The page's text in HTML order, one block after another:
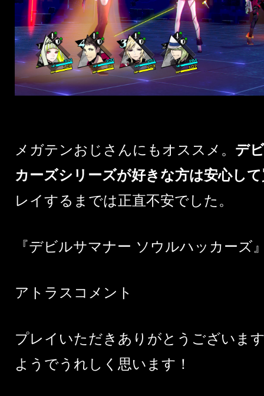
メガテンおじさんにもオススメ。 デ
カーズシリーズが好きな方は安心し
レイするまでは正直不安でした。
『デビルサマナー ソウルハッカーズ
アトラスコメント
プレイいただきありがとうございま
ようでうれしく思います！